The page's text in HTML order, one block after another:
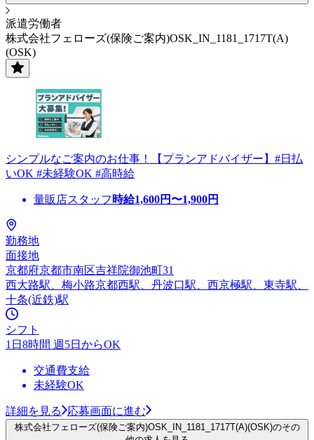
派遣労働者
株式会社フェローズ(保険ご案内)OSK_IN_1181_1717T(A)
(OSK)
シンプルなご案内のお仕事！【プランアドバイザー】#日払
いOK #未経験OK #高時給
量販店スタッフ 時給1,600円〜1,900円
勤務地
面接地
京都府京都市南区吉祥院御池町31
西大路駅、梅小路京都西駅、丹波口駅、西京極駅、東寺駅、
十条(近鉄)駅
シフト
1日8時間 週5日からOK
交通費支給
未経験OK
詳細を見る 応募画面に進む
株式会社フェローズ(保険ご案内)OSK_IN_1181_1717T(A)(OSK)のその